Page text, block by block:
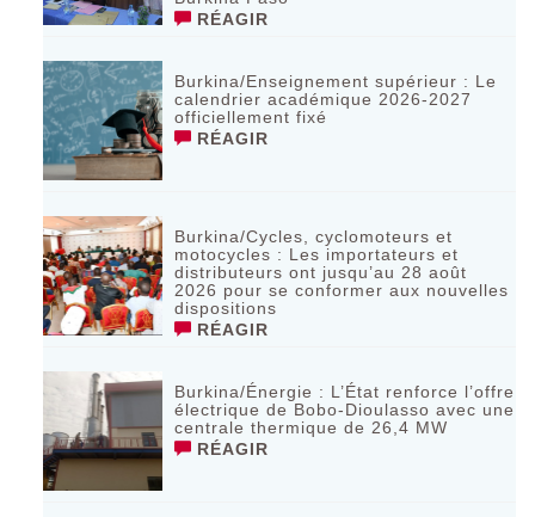
RÉAGIR
Burkina/Enseignement supérieur : Le
calendrier académique 2026-2027
officiellement fixé
RÉAGIR
Burkina/Cycles, cyclomoteurs et
motocycles : Les importateurs et
distributeurs ont jusqu’au 28 août
2026 pour se conformer aux nouvelles
dispositions
RÉAGIR
Burkina/Énergie : L’État renforce l’offre
électrique de Bobo-Dioulasso avec une
centrale thermique de 26,4 MW
RÉAGIR